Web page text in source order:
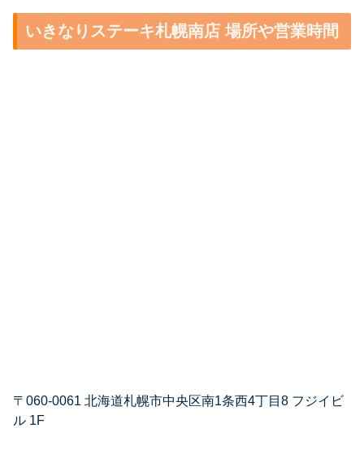
いきなりステーキ札幌南店 場所や営業時間
〒060-0061 北海道札幌市中央区南1条西4丁目8 フジイビ
ル 1F